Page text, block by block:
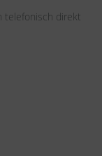
telefonisch direkt